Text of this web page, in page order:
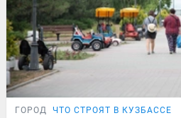
ГОРОД ЧТО СТРОЯТ В КУЗБАССЕ